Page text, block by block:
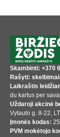
Skambinti: +370
Rašyti:
Laikraštis
du kartus per
Uždaroji akcinė
Vytauto g. 8-22,
Įmonės kodas:
PVM mokėtojo